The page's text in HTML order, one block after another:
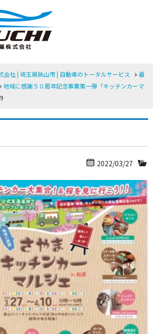
会社 | 埼玉県狭山市 | 自動車のトータルサービス
最
地域に感謝５０周年記念事業第一弾「キッチンカーマ
2022/03/27